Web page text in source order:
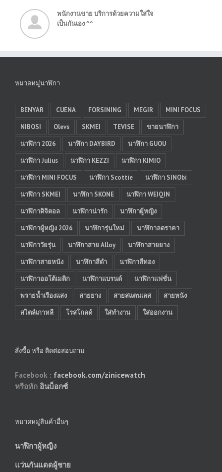
พนักงานขาย บริการด้วยความใส่ใจ
เป็นกันเอง ^^
หมวดหมู่นาฬิกา
BENYAR CUENA FORSINING MEGIR
MINI FOCUS
NIBOSI
Olevs SKMEI TEVISE
ขายนาฬิกา
นาฬิกา 2026
นาฬิกา DAYBIRD
นาฬิกา GUOU
นาฬิกา Julius
นาฬิกา KEZZI
นาฬิกา KIMIO
นาฬิกา MINI FOCUS
นาฬิกา Scottie
นาฬิกา SINObi
นาฬิกา SKMEI
นาฬิกา SKONE
นาฬิกา WEIQIN
นาฬิกาดิจิตอล
นาฬิกาน่ารัก
นาฬิกาผู้หญิง
นาฬิกาผู้หญิง 2026
นาฬิการุ่นใหม่
นาฬิกาลดราคา
นาฬิกาวัยรุ่น
นาฬิกาสาย Alloy
นาฬิกาสายยาง
นาฬิกาสายหนัง
นาฬิกาสีดำ
นาฬิกาสีทอง
นาฬิกาออโต้เมติก
นาฬิกาแบรนด์
นาฬิกาแฟชั่น
พรายน้ำเรืองแสง
สายยาง สายสแตนเลส
สายหนัง
สไตล์เกาหลี
โรสโกลด์ ใส่ทำงาน ใส่ออกงาน
สั่งซื้อ หรือ ติดต่อสอบถาม
Facebook : facebook.com/zinicewatch
หรือทัก อินบ็อกซ์
หมวดหมู่สินค้าอื่นๆ
นาฬิกาผู้หญิง
แว่นกันแดดผู้ชาย